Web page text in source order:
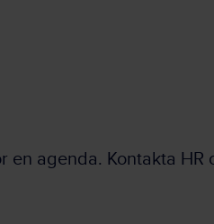
en agenda. Kontakta HR